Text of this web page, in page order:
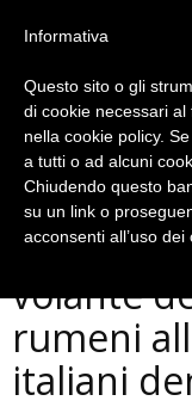
Cronaca
Terni,
volante
rumeni
italiani
Informativa
Questo sito o gli
di cookie necessari
nella cookie policy.
a tutti o ad alcuni
Chiudendo questo
su un link o
acconsenti all’uso dei